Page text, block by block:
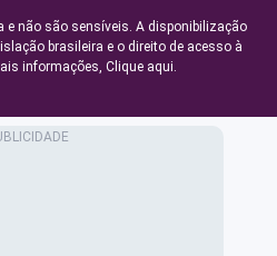
e não são sensíveis. A disponibilização
brasileira e o direito de acesso à
informações, Clique aqui.